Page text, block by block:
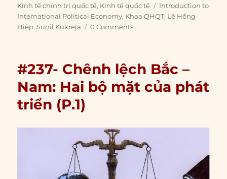
on
Kinh tế chính trị quốc tế, Kinh tế quốc tế Tags
Introduction to
International Political Economy, Khoa QHQT, Lê Hồng
Hiệp,Sunil Kukreja 0 Comments
#237- Chênh lệch Bắc –
Nam: Hai bộ mặt của phát
triển (P.1)